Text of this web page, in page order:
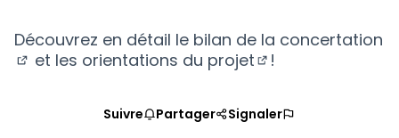
Découvrez en détail le bilan de la concertation
(S'ouvre dans un nouvel onglet)
et les orientations du projet !
Suivre Partager Signaler